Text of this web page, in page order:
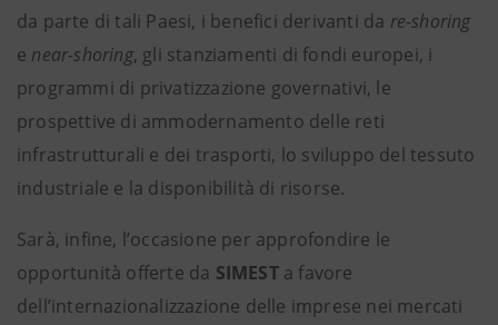
da parte di tali Paesi, i benefici derivanti da re-shoring
e near-shoring, gli stanziamenti di fondi europei, i
programmi di privatizzazione governativi, le
prospettive di ammodernamento delle reti
infrastrutturali e dei trasporti, lo sviluppo del tessuto
industriale e la disponibilità di risorse.
Sarà, infine, l’occasione per approfondire le
opportunità offerte da SIMESTa favore
dell’internazionalizzazione delle imprese nei mercati